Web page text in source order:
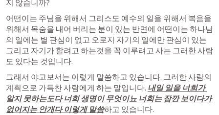
지 않습니까?
어떤이는 주님을 위해서 그리스도 예수의 일을 위해서 복음을
위해서 목숨을 내어 버리는 분이 있는 반면에 어떤이는 하나님
의 일에는 별 관심이 없고 오로지 자기의 일에만 관심이 있는
그리고 자기가 할려고 하는것을 꼭 이루려고 사는 그러한 사람
도 있다는 것입니다.
그래서 야고보서는 이렇게 말씀하고 있습니다. 그러한 사람의
계획으로 가득찬 사람에게 하는 말입니다. 내일 일을 너희가
알지 못하는도다 너희 생명이 무엇이뇨 너희는 잠깐 보이다가
없어지는 안개다 이렇게 말씀하고 있습니다.